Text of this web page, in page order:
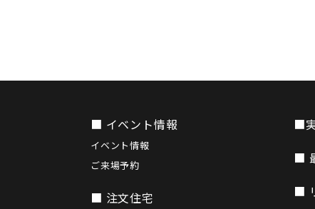
■ イベント情報
イベント情報
ご来場予約
■ 注文住宅
■
■
■